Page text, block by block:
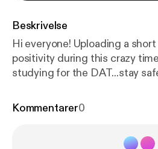
Beskrivelse
Hi everyone! Uploading a
positivity during this crazy
studying for the DAT...stay
me at edinapilipovic@gmail.com
Kommentarer0